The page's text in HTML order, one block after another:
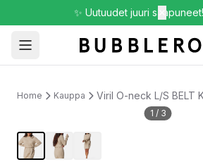
✨ Uutuudet juuri saapuneet!
Home Kauppa Viril O-neck L/S BELT
1 / 3